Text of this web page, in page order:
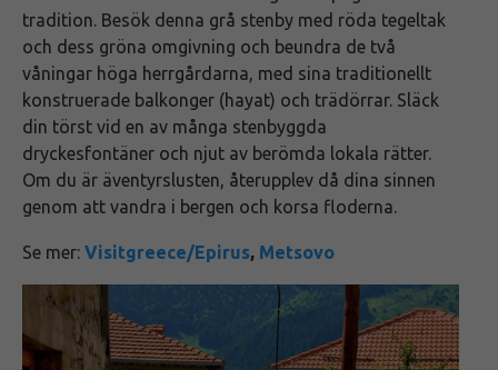
tradition. Besök denna grå stenby med röda tegeltak
och dess gröna omgivning och beundra de två
våningar höga herrgårdarna, med sina traditionellt
konstruerade balkonger (hayat) och trädörrar. Släck
din törst vid en av många stenbyggda
dryckesfontäner och njut av berömda lokala rätter.
Om du är äventyrslusten, återupplev då dina sinnen
genom att vandra i bergen och korsa floderna.
Se mer: Visitgreece/Epirus, Metsovo